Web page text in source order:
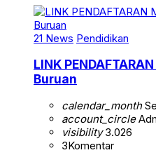
21 News Pendidikan
LINK
Buruan
calendar_month
account_circle
visibility3.026
3Komentar